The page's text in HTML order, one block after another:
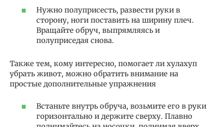
Нужно полуприсесть, развести руки в
сторону, ноги поставить на ширину плеч.
Вращайте обруч, выпрямляясь и
полуприседая снова.
Также тем, кому интересно, помогает ли хулахуп
убрать живот, можно обратить внимание на
простые дополнительные упражнения
Встаньте внутрь обруча, возьмите его в руки
горизонтально и держите сверху. Плавно